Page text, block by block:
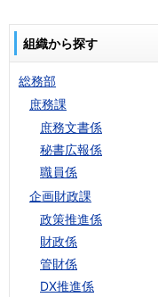
組織から探す
総務部
庶務課
庶務文書係
秘書広報係
職員係
企画財政課
政策推進係
財政係
管財係
DX推進係